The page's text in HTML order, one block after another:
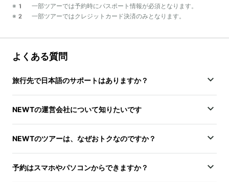
※1 一部ツアーでは予約時にパスポート情報が必須となります。
※2 一部ツアーではクレジットカード決済のみとなります。
よくある質問
旅行先で日本語のサポートはありますか？
NEWTの運営会社について知りたいです
NEWTのツアーは、なぜおトクなのですか？
予約はスマホやパソコンからできますか？